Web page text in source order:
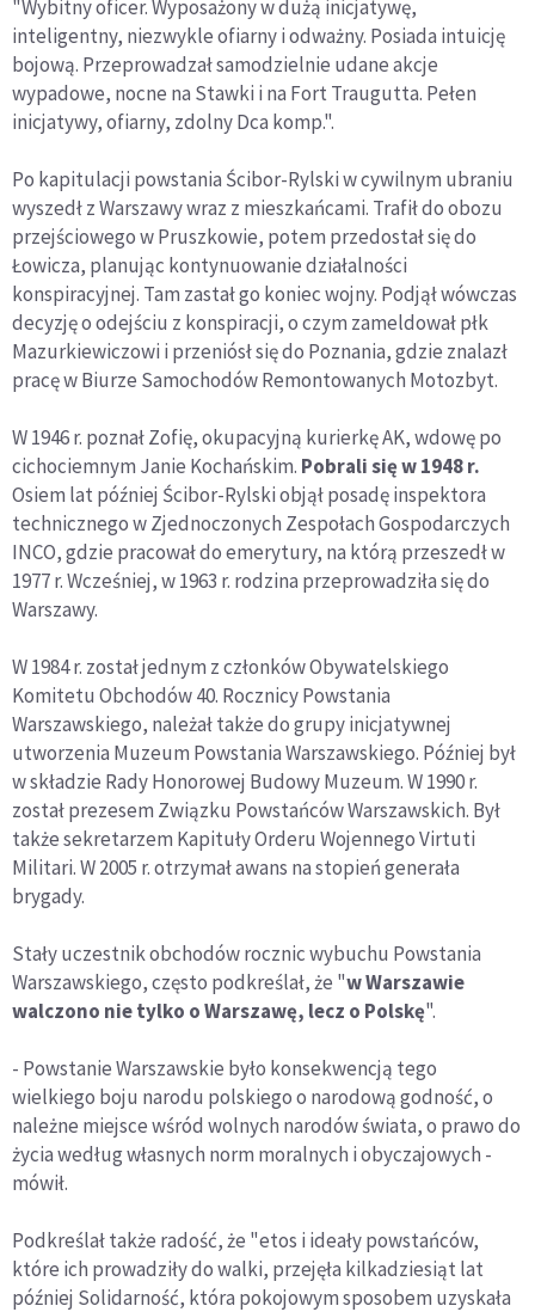
"Wybitny oficer. Wyposażony w dużą inicjatywę,
inteligentny, niezwykle ofiarny i odważny. Posiada intuicję
bojową. Przeprowadzał samodzielnie udane akcje
wypadowe, nocne na Stawki i na Fort Traugutta. Pełen
inicjatywy, ofiarny, zdolny Dca komp.".
Po kapitulacji powstania Ścibor-Rylski w cywilnym ubraniu
wyszedł z Warszawy wraz z mieszkańcami. Trafił do obozu
przejściowego w Pruszkowie, potem przedostał się do
Łowicza, planując kontynuowanie działalności
konspiracyjnej. Tam zastał go koniec wojny. Podjął wówczas
decyzję o odejściu z konspiracji, o czym zameldował płk
Mazurkiewiczowi i przeniósł się do Poznania, gdzie znalazł
pracę w Biurze Samochodów Remontowanych Motozbyt.
W 1946 r. poznał Zofię, okupacyjną kurierkę AK, wdowę po
cichociemnym Janie Kochańskim. Pobrali się w 1948 r.
Osiem lat później Ścibor-Rylski objął posadę inspektora
technicznego w Zjednoczonych Zespołach Gospodarczych
INCO, gdzie pracował do emerytury, na którą przeszedł w
1977 r. Wcześniej, w 1963 r. rodzina przeprowadziła się do
Warszawy.
W 1984 r. został jednym z członków Obywatelskiego
Komitetu Obchodów 40. Rocznicy Powstania
Warszawskiego, należał także do grupy inicjatywnej
utworzenia Muzeum Powstania Warszawskiego. Później był
w składzie Rady Honorowej Budowy Muzeum. W 1990 r.
został prezesem Związku Powstańców Warszawskich. Był
także sekretarzem Kapituły Orderu Wojennego Virtuti
Militari. W 2005 r. otrzymał awans na stopień generała
brygady.
Stały uczestnik obchodów rocznic wybuchu Powstania
Warszawskiego, często podkreślał, że "w Warszawie
walczono nie tylko o Warszawę, lecz o Polskę".
- Powstanie Warszawskie było konsekwencją tego
wielkiego boju narodu polskiego o narodową godność, o
należne miejsce wśród wolnych narodów świata, o prawo do
życia według własnych norm moralnych i obyczajowych -
mówił.
Podkreślał także radość, że "etos i ideały powstańców,
które ich prowadziły do walki, przejęła kilkadziesiąt lat
później Solidarność, która pokojowym sposobem uzyskała